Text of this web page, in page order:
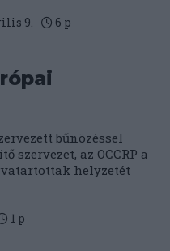
9. 6 p
bűnözéssel
az OCCRP a
helyzetét
1 p